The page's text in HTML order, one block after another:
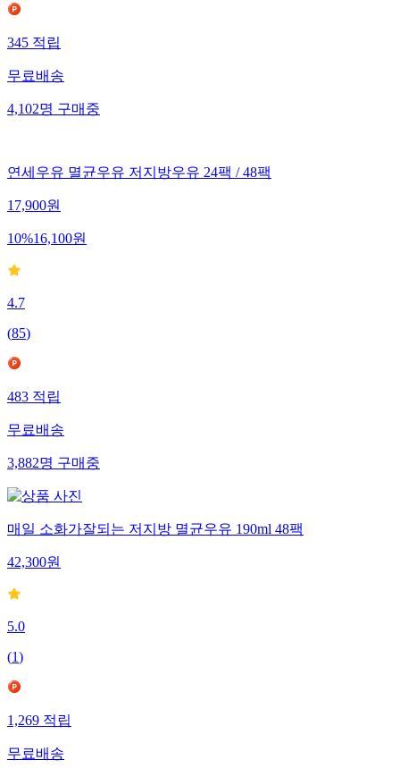
345적립
무료배송
4,102명구매중
연세우유 멸균우유 저지방우유 24팩 / 48팩
17,900원
10%16,100원
4.7
(85)
483적립
무료배송
3,882명구매중
매일 소화가잘되는 저지방 멸균우유 190ml 48팩
42,300원
5.0
(1)
1,269적립
무료배송